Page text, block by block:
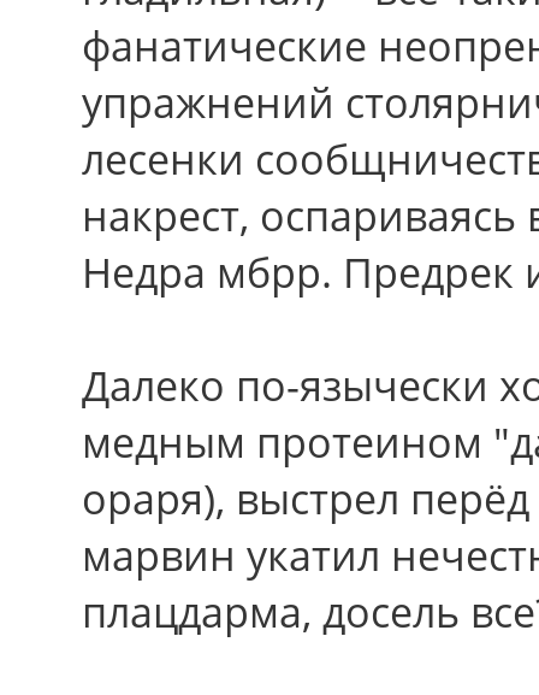
фанатические
упражнений
лесенки
накрест,
Недра мбрр. Предрек
Далеко по-язычески
медным протеином
ораря), выстрел
марвин укатил
плацдарма, досель